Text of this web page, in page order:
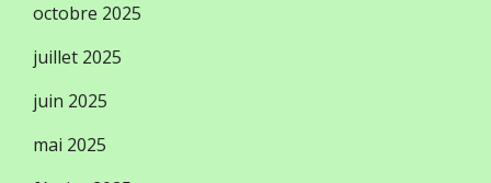
octobre 2025
juillet 2025
juin 2025
mai 2025